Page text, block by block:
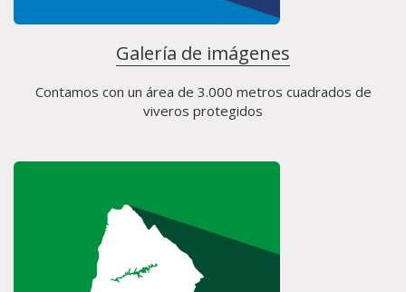
Galería de imágenes
Contamos con un área de 3.000 metros cuadrados de
viveros protegidos